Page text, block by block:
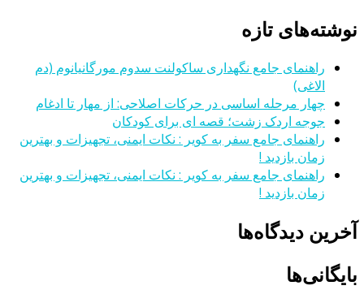
نوشته‌های تازه
راهنمای جامع نگهداری ساکولنت سدوم مورگانیانوم (دم
الاغی)
چهار مرحله اساسی در حرکات اصلاحی: از مهار تا ادغام
جوجه اردک زشت؛ قصه ای برای کودکان
راهنمای جامع سفر به کویر : نکات ایمنی، تجهیزات و بهترین
زمان بازدید !
راهنمای جامع سفر به کویر : نکات ایمنی، تجهیزات و بهترین
زمان بازدید !
آخرین دیدگاه‌ها
بایگانی‌ها